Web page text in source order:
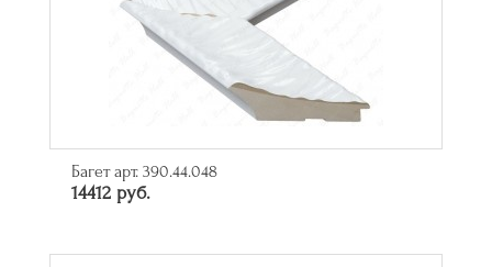
Багет арт. 390.44.048
14412 руб.